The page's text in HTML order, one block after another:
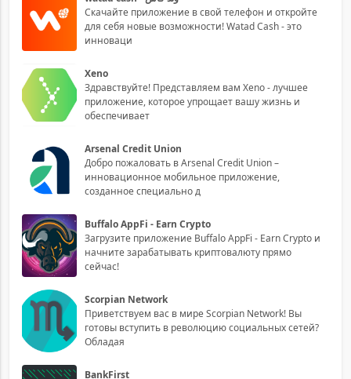
Скачайте приложение в свой телефон и откройте
для себя новые возможности! Watad Cash - это
инноваци
Xeno
Здравствуйте! Представляем вам Xeno - лучшее
приложение, которое упрощает вашу жизнь и
обеспечивает
Arsenal Credit Union
Добро пожаловать в Arsenal Credit Union –
инновационное мобильное приложение,
созданное специально д
Buffalo AppFi - Earn Crypto
Загрузите приложение Buffalo AppFi - Earn Crypto и
начните зарабатывать криптовалюту прямо
сейчас!
Scorpian Network
Приветствуем вас в мире Scorpian Network! Вы
готовы вступить в революцию социальных сетей?
Обладая
BankFirst